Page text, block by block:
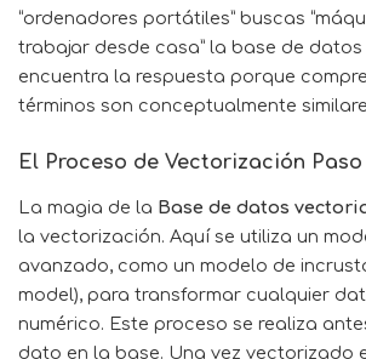
“ordenadores portátiles” buscas
trabajar desde casa” la base de
encuentra la respuesta porque
términos son conceptualmente
El Proceso de Vectorización
La magia de la Base de datos
la vectorización. Aquí se utiliza un
avanzado, como un modelo de
model), para transformar cualquier
numérico. Este proceso se realiza
dato en la base. Una vez vectorizado